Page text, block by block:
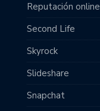
Reputación online
Second Life
Skyrock
Slideshare
Snapchat